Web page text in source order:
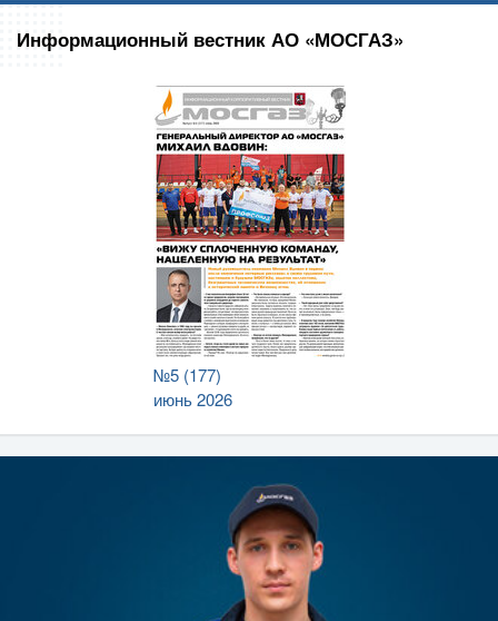
Информационный вестник АО «МОСГАЗ»
№5 (177)
июнь 2026